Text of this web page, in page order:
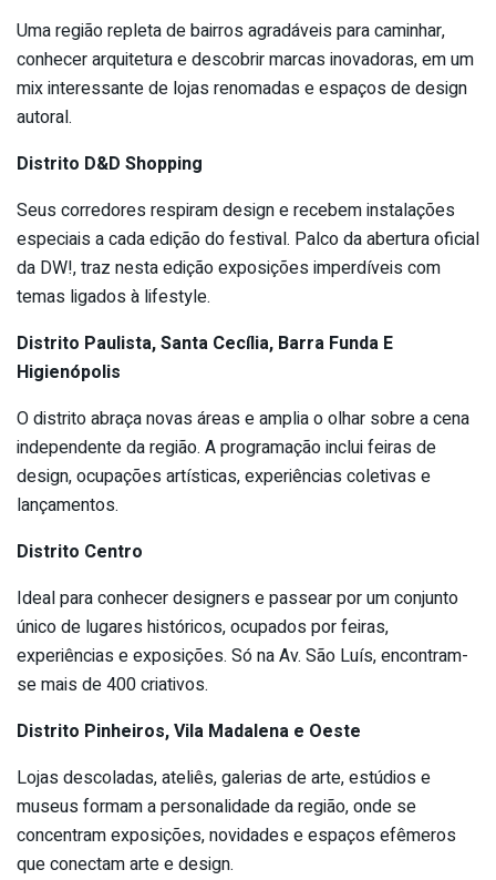
Uma região repleta de bairros agradáveis para caminhar,
conhecer arquitetura e descobrir marcas inovadoras, em um
mix interessante de lojas renomadas e espaços de design
autoral.
Distrito D&D Shopping
Seus corredores respiram design e recebem instalações
especiais a cada edição do festival. Palco da abertura oficial
da DW!, traz nesta edição exposições imperdíveis com
temas ligados à lifestyle.
Distrito Paulista, Santa Cecília, Barra Funda E
Higienópolis
O distrito abraça novas áreas e amplia o olhar sobre a cena
independente da região. A programação inclui feiras de
design, ocupações artísticas, experiências coletivas e
lançamentos.
Distrito Centro
Ideal para conhecer designers e passear por um conjunto
único de lugares históricos, ocupados por feiras,
experiências e exposições. Só na Av. São Luís, encontram-
se mais de 400 criativos.
Distrito Pinheiros, Vila Madalena e Oeste
Lojas descoladas, ateliês, galerias de arte, estúdios e
museus formam a personalidade da região, onde se
concentram exposições, novidades e espaços efêmeros
que conectam arte e design.